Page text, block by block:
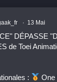
· 13 Mai
DÉPASSE
de Toei
:
One